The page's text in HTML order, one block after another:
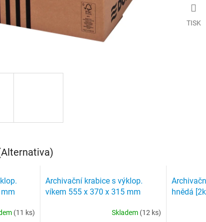
TISK
(11 ks)
Archivační krabice s výklop.
víkem 555 x 370 x 315 mm
Skladem (12 ks)
hnědá